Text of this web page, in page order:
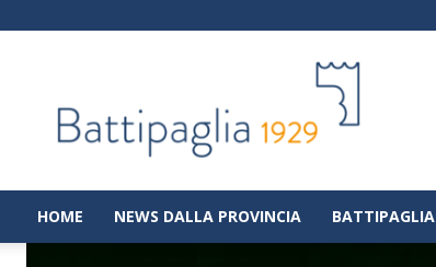
|
Notizie
dalla
città
di
HOME NEWS DALLA PROVINCIA BATTIPAGLIA